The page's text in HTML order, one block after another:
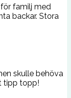
familj med
backar. Stora
skulle behöva
tipp topp!